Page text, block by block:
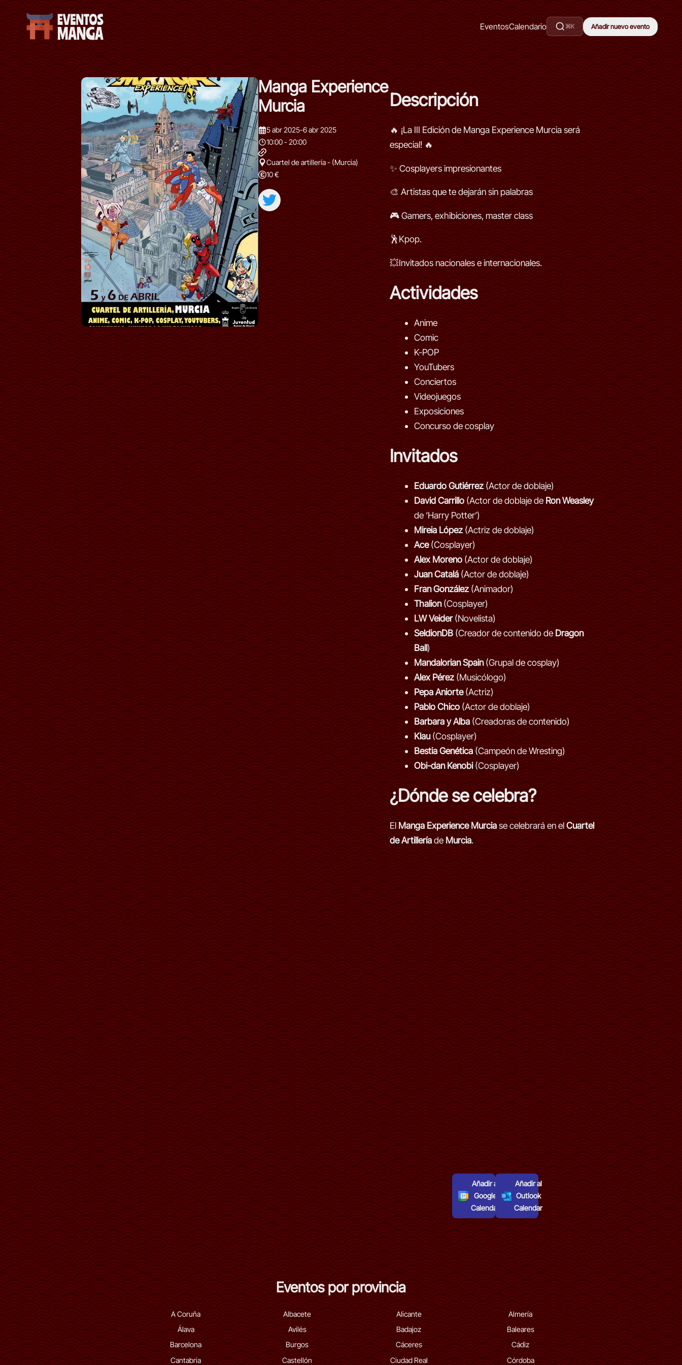
EventosCalendario ⌘K Añadir nuevo evento
Manga Experience
Murcia
5 abr 2025-6 abr 2025
10:00 - 20:00
Cuartel de artillería - (Murcia)
10 €
Descripción
🔥 ¡La III Edición de Manga Experience Murcia será
especial! 🔥
✨ Cosplayers impresionantes
🎨 Artistas que te dejarán sin palabras
🎮 Gamers, exhibiciones, master class
🕺Kpop.
💥Invitados nacionales e internacionales.
Actividades
Anime
Comic
K-POP
YouTubers
Conciertos
Videojuegos
Exposiciones
Concurso de cosplay
Invitados
Eduardo Gutiérrez (Actor de doblaje)
David Carrillo (Actor de doblaje de Ron Weasley
de ‘Harry Potter’)
Mireia López (Actriz de doblaje)
Ace(Cosplayer)
Alex Moreno (Actor de doblaje)
Juan Catalá (Actor de doblaje)
Fran González (Animador)
Thalion(Cosplayer)
LW Veider(Novelista)
SeldionDB (Creador de contenido de Dragon
Ball)
Mandalorian Spain(Grupal de cosplay)
Alex Pérez (Musicólogo)
Pepa Aniorte(Actriz)
Pablo Chico (Actor de doblaje)
Barbara y Alba (Creadoras de contenido)
Klau(Cosplayer)
Bestia Genética (Campeón de Wresting)
Obi-dan Kenobi(Cosplayer)
¿Dónde se celebra?
El Manga Experience Murciase celebrará en elCuartel
de Artilleríade Murcia.
Añadir al
Google
Calendar
Añadir al
Outlook
Calendar
Eventos por provincia
A Coruña Albacete Alicante
Almería
Álava
Avilés Badajoz
Baleares
Barcelona
Burgos Cáceres
Cádiz
Cantabria
Castellón Ciudad Real Córdoba